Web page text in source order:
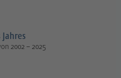
2002 – 2025